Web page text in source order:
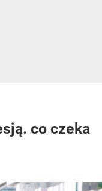
co czeka